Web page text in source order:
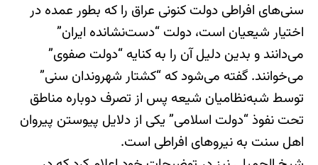
سنی‌های افراطی دولت کنونی عراق را که بطور عمده در
اختیار شیعیان است، دولت “دست‌نشانده ایران”
می‌دانند و بدین دلیل آن را به کنایه “دولت صفوی”
می‌خوانند. گفته می‌شود که “کشتار شهروندان سنی”
توسط شبه‌نظامیان شیعه پس از تصرف دوباره مناطق
تحت نفوذ “دولت اسلامی” یکی از دلایل پیوستن پیروان
اهل سنت به نیروهای افراطی است.